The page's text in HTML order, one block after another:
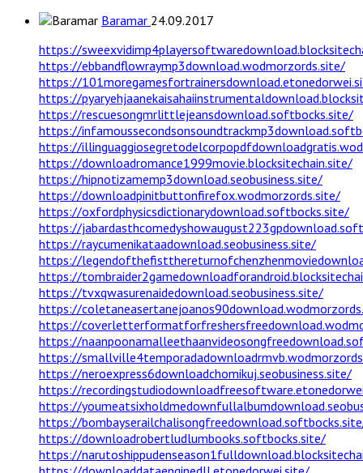
Baramar 24.09.2017
https://
https://ebbandflowraymp3download.wodmorzords.site/
https://
https://
https://rescuesongmrlittlejeansdownload.softbocks.site/
https://
https://
https://downloadromance1999movie.blocksitechain.site/
https://hipnotizamemp3download.seobusiness.site/
https://downloadpinitbuttonfirefox.wodmorzords.site/
https://oxfordphysicsdictionarydownload.softbocks.site/
https://
https://raycumenikataadownload.seobusiness.site/
https://
https://
https://tvxqwasurenaidedownload.seobusiness.site/
https://
https://
https://
https://
https://neroexpress6downloadchomikuj.seobusiness.site/
https://
https://
https://
https://downloadrobertludlumbooks.softbocks.site/
https://